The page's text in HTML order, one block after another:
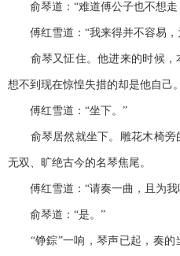
俞琴道：“难道傅公子也不想走
傅红雪道：“我来得并不容易，
俞琴又怔住。他进来的时候，
想不到现在惊惶失措的却是他自己。
傅红雪道：“坐下。”
俞琴居然就坐下。雕花木椅旁
无双、旷绝古今的名琴焦尾。
傅红雪道：“请奏一曲，且为我
俞琴道：“是。”
“铮錝”一响，琴声已起，奏的